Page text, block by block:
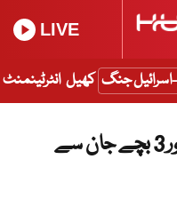
LIVE
اسرائیل جنگ کھیل انٹرٹینمنٹ
کراچی:چھت گرنے سے ماں اور 3 بچے جان سے